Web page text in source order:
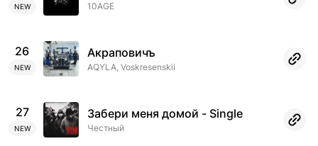
NEW 10AGE
26
NEW
Акраповичъ
AQYLA, Voskresenskii
27
NEW
Забери меня домой - Single
Честный